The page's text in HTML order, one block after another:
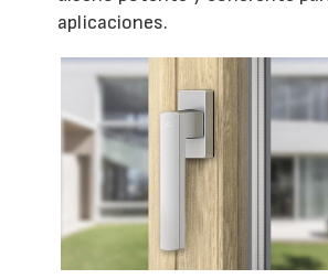
aplicaciones.